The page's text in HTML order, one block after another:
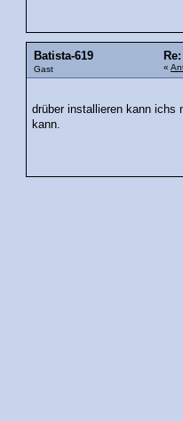
Batista-619
Gast «
drüber installieren kann
kann.